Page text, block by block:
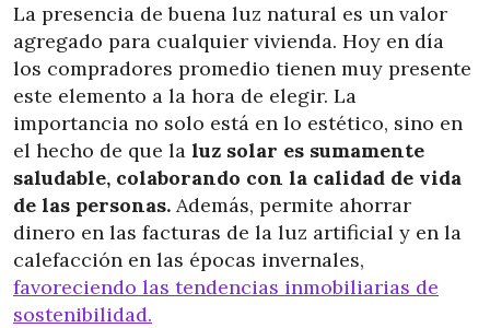
La presencia de buena luz natural es un valor
agregado para cualquier vivienda. Hoy en día
los compradores promedio tienen muy presente
este elemento a la hora de elegir. La
importancia no solo está en lo estético, sino en
el hecho de que la luz solar es sumamente
saludable, colaborando con la calidad de vida
de las personas. Además, permite ahorrar
dinero en las facturas de la luz artificial y en la
calefacción en las épocas invernales,
favoreciendo las tendencias inmobiliarias de
sostenibilidad.